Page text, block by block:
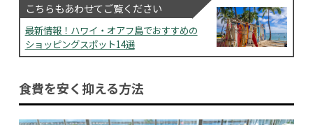
こちらもあわせてご覧ください
最新情報！ハワイ・オアフ島でおすすめの
ショッピングスポット14選
食費を安く抑える方法